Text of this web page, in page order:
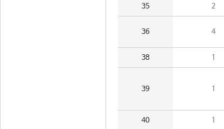
35 2
36 4
38 1
39 1
40 1